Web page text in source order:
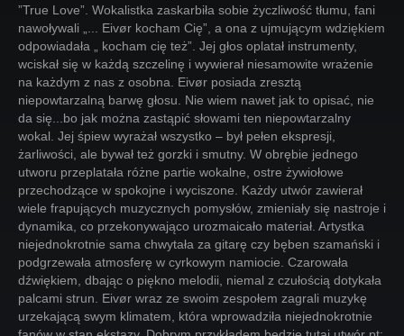
”True Love”. Wokalistka zaskarbiła sobie życzliwość tłumu, fani
nawoływali „... Eivør kocham Cię”, a ona z ujmującym wdziękiem
odpowiadała „ kocham cię też”. Jej głos oplatał instrumenty,
wciskał się w każdą szczelinę i wywierał niesamowite wrażenie
na każdym z nas z osobna. Eivør posiada zresztą
niepowtarzalną barwę głosu. Nie wiem nawet jak to opisać, nie
da się...bo jak można zastąpić słowami ten niepowtarzalny
wokal. Jej śpiew wyrażał wszystko – był pełen ekspresji,
żarliwości, ale bywał też gorzki i smutny. W obrębie jednego
utworu przeplatała różne partie wokalne, ostre żywiołowe
przechodzące w spokojne i wyciszone. Każdy utwór zawierał
wiele frapujących muzycznych pomysłów, zmieniały się nastroje i
dynamika, co przekonywająco urozmaicało materiał. Artystka
niejednokrotnie sama chwytała za gitarę czy bęben szamański i
podgrzewała atmosferę w cyrkowym namiocie. Czarowała
dźwiękiem, dbając o piękno melodii, niemal z czułością dotykała
palcami strun. Eivør wraz ze swoim zespołem zagrali muzykę
urzekającą swym klimatem, która wprowadziła niejednokrotnie